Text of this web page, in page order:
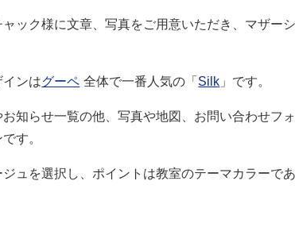
ック様に文章、写真をご用意いただき、マザー
ンはグーペ 全体で一番人気の「 Silk 」です。
お知らせ一覧の他、写真や地図、お問い合わせフ
す。
ュを選択し、ポイントは教室のテーマカラーで